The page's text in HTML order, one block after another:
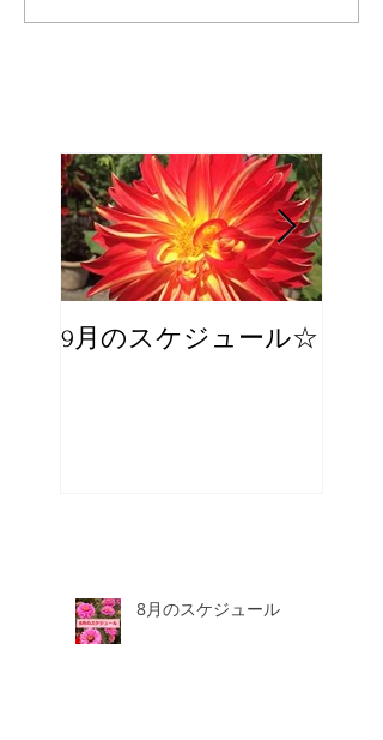
9月のスケジュール☆
8月のスケジュール